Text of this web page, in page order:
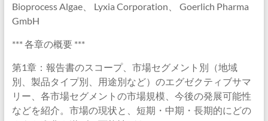
Bioprocess Algae、 Lyxia Corporation、 Goerlich Pharma
GmbH
*** 各章の概要 ***
第1章：報告書のスコープ、市場セグメント別（地域
別、製品タイプ別、用途別など）のエグゼクティブサマ
リー、各市場セグメントの市場規模、今後の発展可能性
などを紹介。市場の現状と、短期・中期・長期的にどの